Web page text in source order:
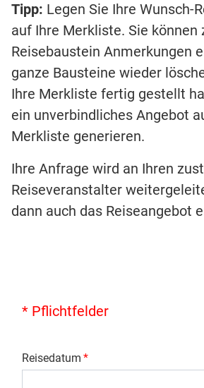
Tipp: Legen Sie Ihre Wunsch-
auf Ihre Merkliste. Sie können
Reisebaustein Anmerkungen
ganze Bausteine wieder
Ihre Merkliste fertig gestellt
ein unverbindliches Angebot
Merkliste generieren.
Ihre Anfrage wird an Ihren
Reiseveranstalter
dann auch das Reiseangebot
* Pflichtfelder
Reisedatum *